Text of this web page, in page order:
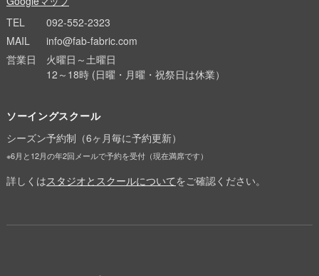
TEL
092-552-2323
MAIL
info@fab-fabric.com
営業日
火曜日～土曜日
12～18時 (日曜・月曜・祝祭日は休業）
ソーイングスクール
シーズン予約制（6ヶ月毎に予約更新）
※6月と12月の年2回メールで予約を受付（現在満席です）
詳しくはスタジオとスクールについてをご確認ください。